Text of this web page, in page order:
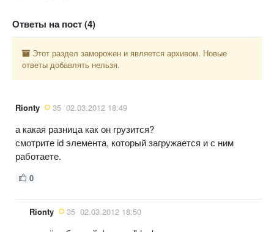
Ответы на пост (4)
Этот раздел заморожен и является архивом. Новые
ответы добавлять нельзя.
Rionty 35 02.03.2012 18:49
а какая разница как он грузится?
смотрите id элемента, который загружается и с ним
работаете.
0
Rionty 35 02.03.2012 18:50